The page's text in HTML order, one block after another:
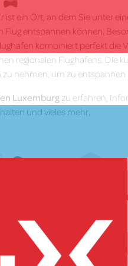
ist ein Ort, an dem Sie unter
entspannen können.
kombiniert perfekt die
regionalen Flughafens. Die
nehmen, um zu
Luxemburg zu erfahren,
und vieles mehr.